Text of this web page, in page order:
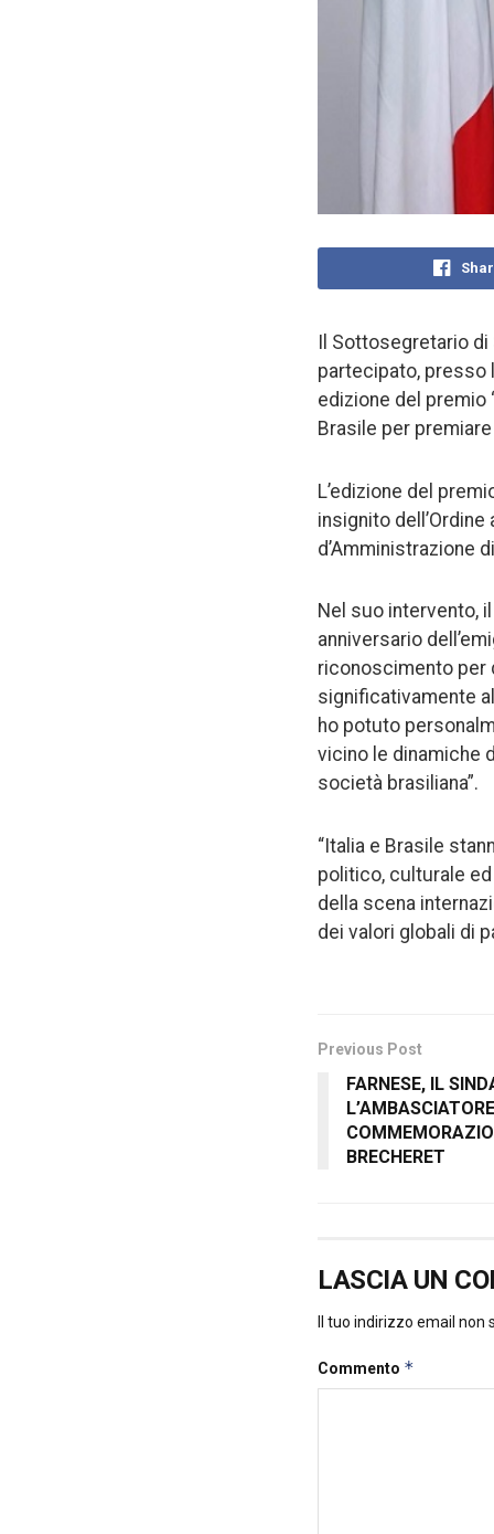
Il Sottosegretario di
partecipato, presso
edizione del premio
Brasile per
L’edizione del
insignito
d’Amministrazione
Nel suo intervento,
anniversario
riconoscimento per
significativamente
ho potuto
vicino le dinamiche
società brasiliana”.
“Italia e Brasile
politico, culturale ed
della scena
dei valori globali di
Previous Post
FARNESE, IL
BRECHERET
LASCIA UN
Il tuo indirizzo email non
Commento *